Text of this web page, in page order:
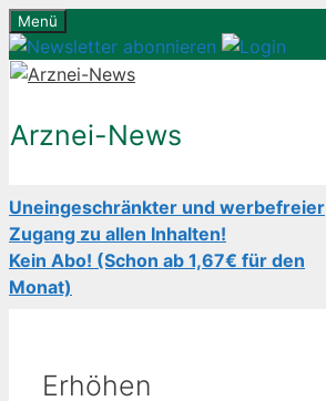
Zum
Inhalt
springen
Menü
Arznei-News
Uneingeschränkter und werbefreier
Zugang zu allen Inhalten!
Kein Abo! (Schon ab 1,67€ für den
Monat)
Erhöhen